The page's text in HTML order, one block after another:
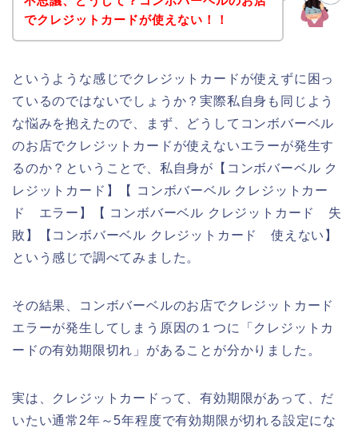
でクレジットカードが使えない！！
というような感じでクレジットカードが使えずに困っ
ているのではないでしょうか？実際私自身も同じよう
な悩みを抱えたので、まず、どうしてコンボバーベル
のお店でクレジットカードが使えないエラーが発生す
るのか？ということで、私自身が【コンボバーベル ク
レジットカード】【 コンボバーベル クレジットカー
ド エラー】【 コンボバーベル クレジットカード 失
敗】【コンボバーベル クレジットカード 使えない】
という感じで調べてみました。
その結果、コンボバーベルのお店でクレジットカード
エラーが発生してしまう原因の１つに「クレジットカ
ードの有効期限切れ」があることが分かりました。
実は、クレジットカードって、有効期限があって、だ
いたい通常2年～5年程度で有効期限が切れる設定にな